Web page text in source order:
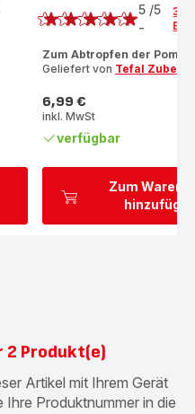
Zum
mit
5
(Durchschnitt)
5 /5
-
3
Zum Abtropfen der
Geliefert von Tefal
Preis
6,99 €
inkl. MwSt
verfügbar
Produkt(e)
Artikel mit Ihrem Gerät
Produktnummer in die